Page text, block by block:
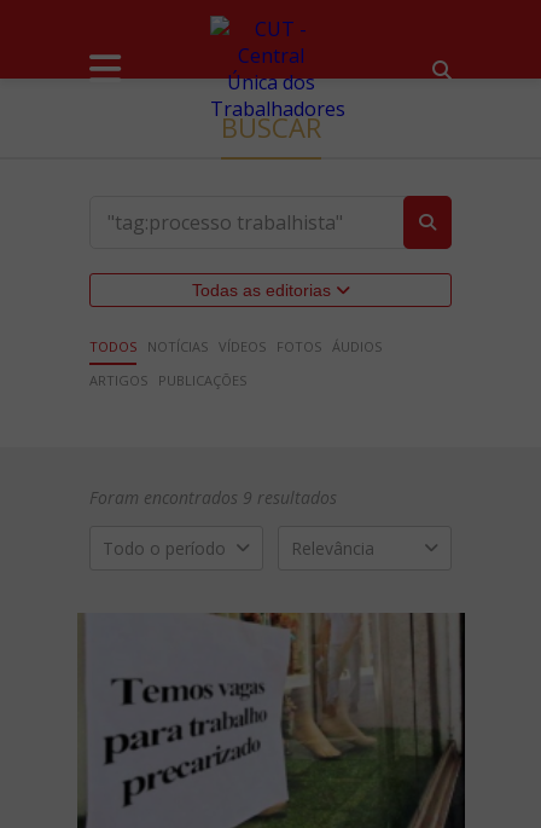
BUSCAR
Todas as editorias
TODOS NOTÍCIAS VÍDEOS FOTOS ÁUDIOS
ARTIGOS
PUBLICAÇÕES
Foram encontrados 9 resultados
Todo o período Relevância